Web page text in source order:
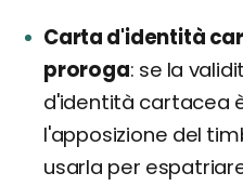
Carta d'identità
proroga se la
d'identità cartacea
l'apposizione del
usarla per